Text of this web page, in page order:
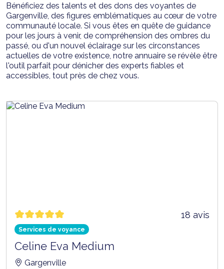
Bénéficiez des talents et des dons des voyantes de
Gargenville, des figures emblématiques au cœur de votre
communauté locale. Si vous êtes en quête de guidance
pour les jours à venir, de compréhension des ombres du
passé, ou d'un nouvel éclairage sur les circonstances
actuelles de votre existence, notre annuaire se révèle être
l'outil parfait pour dénicher des experts fiables et
accessibles, tout près de chez vous.
18 avis
Services de voyance
Celine Eva Medium
Gargenville